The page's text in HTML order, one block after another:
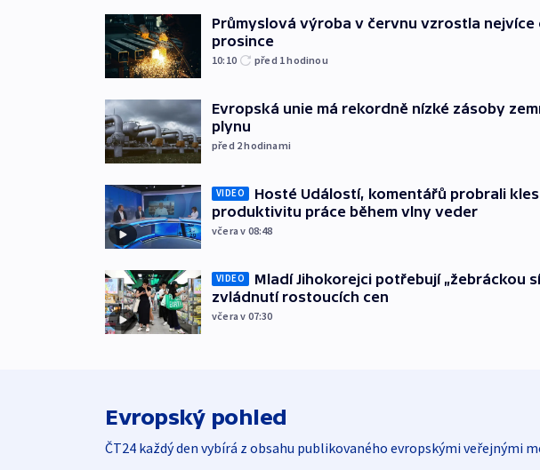
Průmyslová výroba v červnu vzrostla nejvíce
prosince
10:10 před 1hodinou
Evropská unie má rekordně nízké zásoby
plynu
před 2hodinami
VIDEO
Hosté Událostí, komentářů probrali
produktivitu práce během vlny veder
včera v 08:48
VIDEO
Mladí Jihokorejci potřebují „žebráckou
zvládnutí rostoucích cen
včera v 07:30
Evropský pohled
ČT24 každý den vybírá z obsahu publikovaného evropskými veřejnými